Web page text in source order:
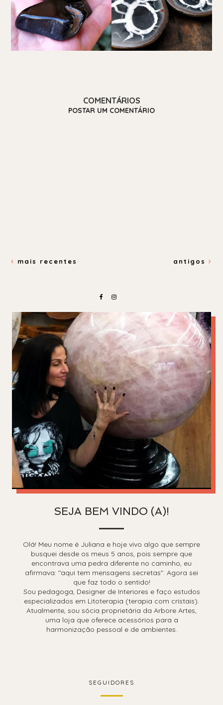
COMENTÁRIOS
POSTAR UM COMENTÁRIO
mais recentes antigos
SEJA BEM VINDO (A)!
Olá! Meu nome é Juliana e hoje vivo algo que sempre
busquei desde os meus 5 anos, pois sempre que
encontrava uma pedra diferente no caminho, eu
afirmava: "aqui tem mensagens secretas". Agora sei
que faz todo o sentido!
Sou pedagoga, Designer de Interiores e faço estudos
especializados em Litoterapia (terapia com cristais).
Atualmente, sou sócia proprietária da Arbore Artes,
uma loja que oferece acessórios para a
harmonização pessoal e de ambientes.
SEGUIDORES